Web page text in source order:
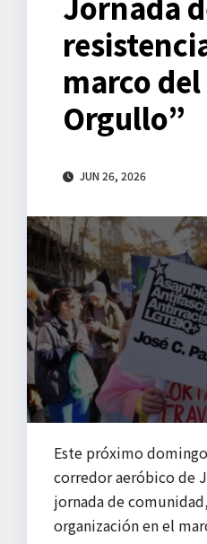
marco
Orgullo”
JUN 26, 2026
Este próximo
corredor aeróbico de
jornada de
organización en el